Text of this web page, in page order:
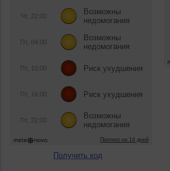
Получить код